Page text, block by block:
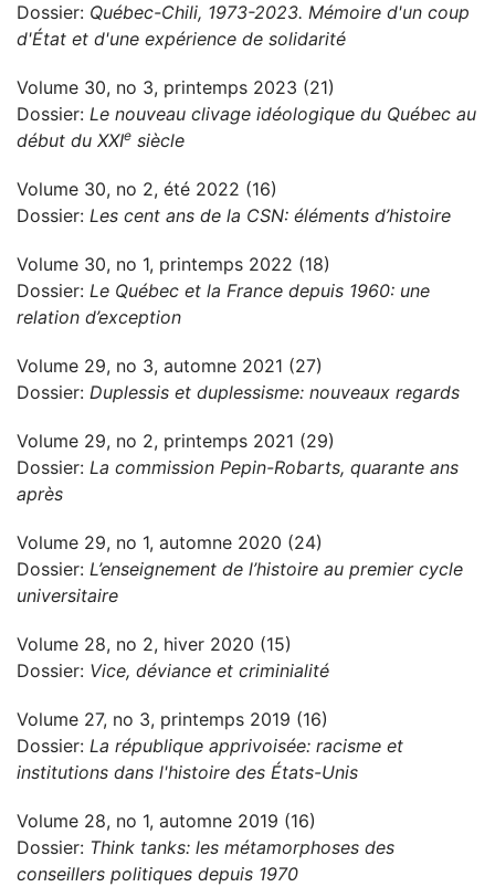
Dossier: Québec-Chili, 1973-2023. Mémoire d'un coup
d'État et d'une expérience de solidarité
Volume 30, no 3, printemps 2023 (21)
Dossier: Le nouveau clivage idéologique du Québec au
début du XXIe siècle
Volume 30, no 2, été 2022 (16)
Dossier: Les cent ans de la CSN: éléments d’histoire
Volume 30, no 1, printemps 2022 (18)
Dossier: Le Québec et la France depuis 1960: une
relation d’exception
Volume 29, no 3, automne 2021 (27)
Dossier: Duplessis et duplessisme: nouveaux regards
Volume 29, no 2, printemps 2021 (29)
Dossier: La commission Pepin-Robarts, quarante ans
après
Volume 29, no 1, automne 2020 (24)
Dossier: L’enseignement de l’histoire au premier cycle
universitaire
Volume 28, no 2, hiver 2020 (15)
Dossier: Vice, déviance et criminialité
Volume 27, no 3, printemps 2019 (16)
Dossier: La république apprivoisée: racisme et
institutions dans l'histoire des États-Unis
Volume 28, no 1, automne 2019 (16)
Dossier: Think tanks: les métamorphoses des
conseillers politiques depuis 1970